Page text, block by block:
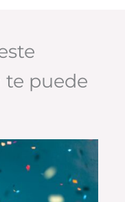
puede